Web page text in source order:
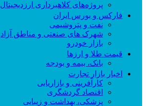
پروژه‌های کلاهبرداری ارزدیجیتال
فارکس و بورس ایران
نفت و پتروشیمی
شهرک های صنعتی و مناطق آزاد
بازار خودرو
قیمت طلا و ارزها
بانک، بیمه و بودجه
اخبار بازار تجارت
کارآفرینی و بازاریابی
اقتصاد گردشگری
پزشکی، بهداشت و زیبایی